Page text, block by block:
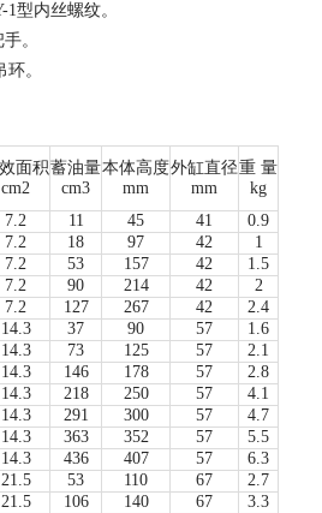
型内丝螺纹。
。
。
面积
cm2
蓄油量
cm3
本体高度
mm
外缸直径
mm
重 量
kg
7.2 11 45 41
0.9
7.2 18 97 42
1
7.2 53 157 42
1.5
7.2 90 214 42
2
7.2 127 267 42
2.4
14.3 37 90 57
1.6
14.3 73 125 57
2.1
14.3 146 178 57
2.8
14.3 218 250 57
4.1
14.3 291 300 57
4.7
14.3 363 352 57
5.5
14.3 436 407 57
6.3
21.5 53 110 67
2.7
21.5 106 140 67
3.3